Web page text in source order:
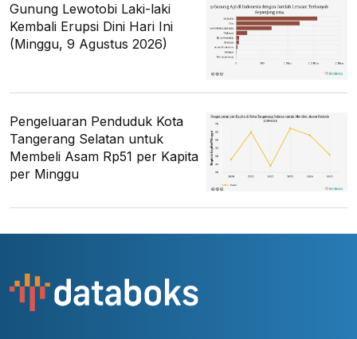
Gunung Lewotobi Laki-laki
Kembali Erupsi Dini Hari Ini
(Minggu, 9 Agustus 2026)
Pengeluaran Penduduk Kota
Tangerang Selatan untuk
Membeli Asam Rp51 per Kapita
per Minggu